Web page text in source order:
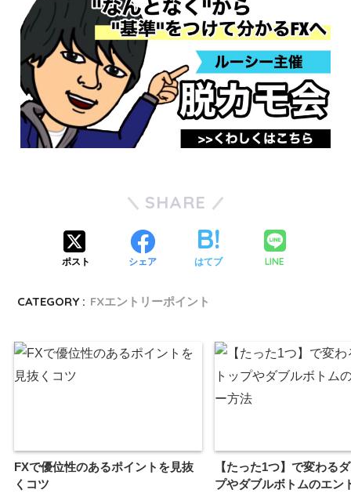
SHARE
ポスト シェア はてブ LINE
CATEGORY : FXエントリーポイント
FXで優位性のあるポイントを見抜
くコツ
【たった1つ】で変わる
プやダブルボトムのエン